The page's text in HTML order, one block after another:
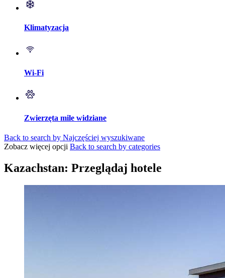
Klimatyzacja
Wi-Fi
Zwierzęta mile widziane
Back to search by Najczęściej wyszukiwane
Zobacz więcej opcji Back to search by categories
Kazachstan: Przeglądaj hotele